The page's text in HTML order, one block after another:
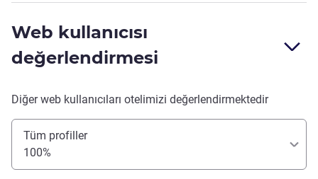
Web kullanıcısı
değerlendirmesi
Diğer web kullanıcıları otelimizi değerlendirmektedir
Tüm profiller
100%